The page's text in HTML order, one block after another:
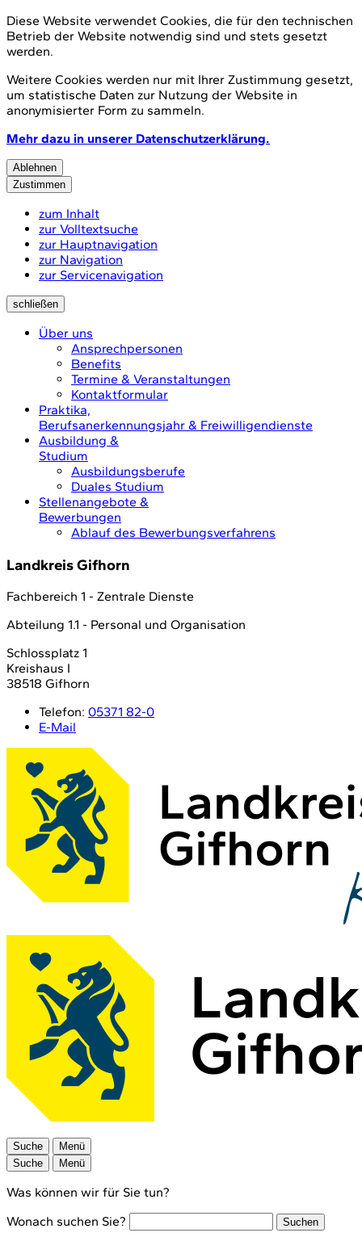
Diese Website verwendet Cookies, die für den technischen
Betrieb der Website notwendig sind und stets gesetzt
werden.
Weitere Cookies werden nur mit Ihrer Zustimmung gesetzt,
um statistische Daten zur Nutzung der Website in
anonymisierter Form zu sammeln.
Mehr dazu in unserer Datenschutzerklärung.
Ablehnen
Zustimmen
zum Inhalt
zur Volltextsuche
zur Hauptnavigation
zur Navigation
zur Servicenavigation
schließen
Über uns
Ansprechpersonen
Benefits
Termine & Veranstaltungen
Kontaktformular
Praktika,
Berufsanerkennungsjahr & Freiwilligendienste
Ausbildung &
Studium
Ausbildungsberufe
Duales Studium
Stellenangebote &
Bewerbungen
Ablauf des Bewerbungsverfahrens
Landkreis Gifhorn
Fachbereich 1 - Zentrale Dienste
Abteilung 1.1 - Personal und Organisation
Schlossplatz 1
Kreishaus I
38518 Gifhorn
Telefon: 05371 82-0
E-Mail
Suche
Menü
Suche
Menü
Was können wir für Sie tun?
Wonach suchen Sie?
Suchen